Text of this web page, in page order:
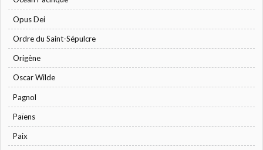
Opus Dei
Ordre du Saint-Sépulcre
Origène
Oscar Wilde
Pagnol
Païens
Paix